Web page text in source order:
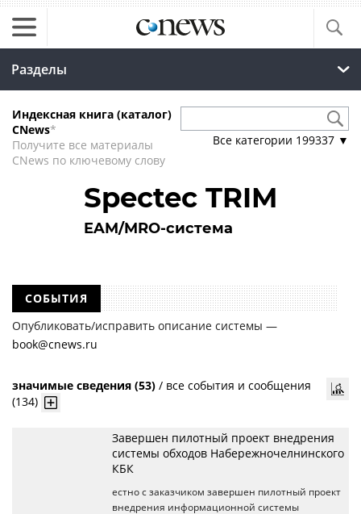
Разделы
Индексная книга (каталог)
CNews*
Получите все материалы
CNews по ключевому слову
Все категории 199337 ▼
Spectec TRIM
EAM/MRO-система
СОБЫТИЯ
Опубликовать/исправить описание системы —
book@cnews.ru
значимые сведения (53) / все события и сообщения
(134)
Завершен пилотный проект внедрения
системы обходов Набережночелнинского
КБК
естно с заказчиком завершен пилотный проект
внедрения информационной системы